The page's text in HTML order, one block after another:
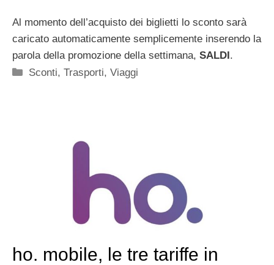
Al momento dell’acquisto dei biglietti lo sconto sarà
caricato automaticamente semplicemente inserendo la
parola della promozione della settimana, SALDI.
Categorie
Sconti,Trasporti,Viaggi
ho. mobile, le tre tariffe in